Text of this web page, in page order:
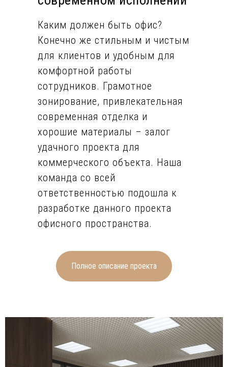
Каким должен быть офис?
Конечно же стильным и чистым
для клиентов и удобным для
комфортной работы
сотрудников. Грамотное
зонирование, привлекательная
современная отделка и
хорошие материалы – залог
удачного проекта для
коммерческого объекта. Наша
команда со всей
ответственностью подошла к
разработке данного проекта
офисного пространства.
во всех помещениях
гармонично сочетаются друг с
другом. Здесь можно заметить
фоне однотонных стен. Это и
отделка с перфорацией в зоне
ресепшна, и панели под дерево
Полное описание проекта